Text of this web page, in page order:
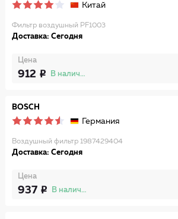
Китай
Фильтр воздушный PF1003
Доставка: Сегодня
Цена
912 В наличии
BOSCH
Германия
Воздушный фильтр 1987429404
Доставка: Сегодня
Цена
937 В наличии